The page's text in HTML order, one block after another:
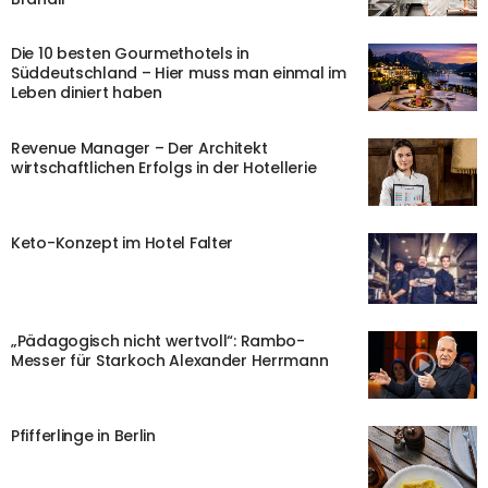
Die 10 besten Gourmethotels in
Süddeutschland – Hier muss man einmal im
Leben diniert haben
Revenue Manager – Der Architekt
wirtschaftlichen Erfolgs in der Hotellerie
Keto-Konzept im Hotel Falter
„Pädagogisch nicht wertvoll“: Rambo-
Messer für Starkoch Alexander Herrmann
Pfifferlinge in Berlin